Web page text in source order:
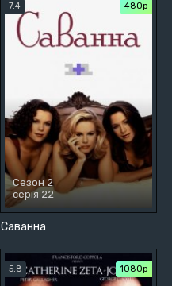
Саванна
7.4 480р
Сезон 2
серія 22
5.8 1080p